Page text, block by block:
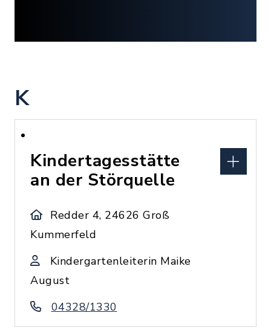
K
Kindertagesstätte
an der Störquelle
Redder 4, 24626 Groß
Kummerfeld
Kindergartenleiterin Maike
August
04328/1330